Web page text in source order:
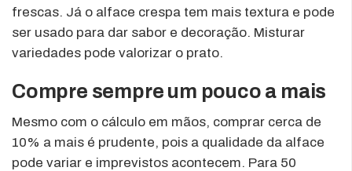
frescas. Já o alface crespa tem mais textura e pode
ser usado para dar sabor e decoração. Misturar
variedades pode valorizar o prato.
Compre sempre um pouco a mais
Mesmo com o cálculo em mãos, comprar cerca de
10% a mais é prudente, pois a qualidade da alface
pode variar e imprevistos acontecem. Para 50